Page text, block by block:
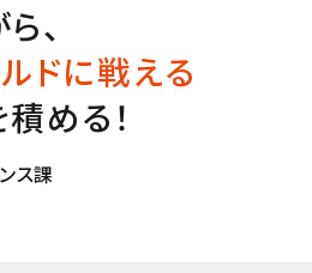
、
ドに戦える
める！
ス課